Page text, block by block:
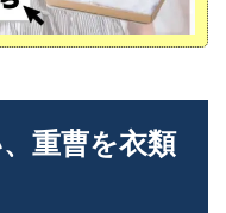
重曹を衣類